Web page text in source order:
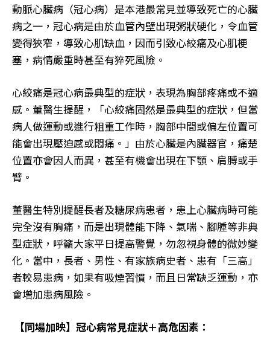
動脈心臟病（冠心病）是本港最常見並導致死亡的心臟
病之一，冠心病是由於血管內壁出現粥狀硬化，令血管
變得狹窄，導致心肌缺血，因而引致心絞痛及心肌梗
塞，病情嚴重時甚至有猝死風險。
心絞痛是冠心病最典型的症狀，表現為胸部疼痛或不適
感。董醫生提醒，「心絞痛固然是最典型的症狀，但當
病人做運動或進行粗重工作時，胸部中間或偏左位置可
能會出現壓迫感或悶痛。」由於心臟是內臟器官，痛楚
位置亦會因人而異，甚至有機會出現在下顎、肩膊或手
臂。
董醫生特別提醒長者及糖尿病患者，患上心臟病時可能
完全沒有胸痛，而是出現體能下降、氣喘、腳腫等非典
型症狀，呼籲大家平日提高警覺，勿忽視身體的微妙變
化。當中，長者、男性、有家族病史者、患有「三高」
者較易患病，如果有吸煙習慣，而且日常缺乏運動，亦
會增加患病風險。
【同場加映】冠心病常見症狀＋高危因素：